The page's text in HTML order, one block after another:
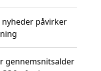
påvirker
gennemsnitsalder